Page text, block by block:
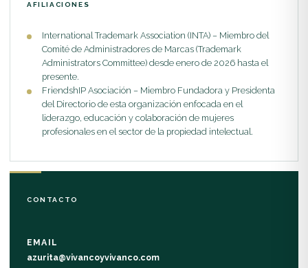
destacada, el Derecho de Marcas. Su preparación la capacita
para brindar asesoría integral a empresas que buscan
proteger y expandir sus activos intangibles de manera
segura a través de distintas jurisdicciones en las Américas.
AFILIACIONES
International Trademark Association (INTA) – Miembro del
Comité de Administradores de Marcas (Trademark
Administrators Committee) desde enero de 2026 hasta el
presente.
FriendshIP Asociación – Miembro Fundadora y Presidenta
del Directorio de esta organización enfocada en el
liderazgo, educación y colaboración de mujeres
profesionales en el sector de la propiedad intelectual.
CONTACTO
EMAIL
azurita@vivancoyvivanco.com